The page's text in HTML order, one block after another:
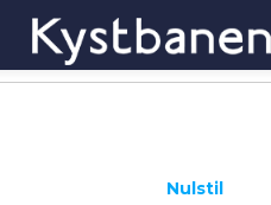
Nulstil